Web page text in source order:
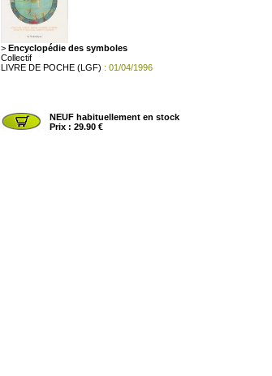
> Encyclopédie des symboles
Collectif
LIVRE DE POCHE (LGF) : 01/04/1996
NEUF habituellement en stock
Prix : 29.90 €